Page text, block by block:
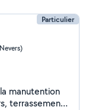
Particulier
manutention
terrassement